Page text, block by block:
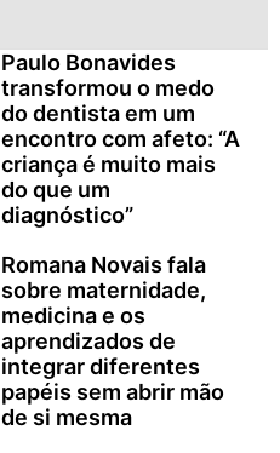
Paulo Bonavides
transformou o medo
do dentista em um
encontro com afeto: “A
criança é muito mais
do que um
diagnóstico”
Romana Novais fala
sobre maternidade,
medicina e os
aprendizados de
integrar diferentes
papéis sem abrir mão
de si mesma